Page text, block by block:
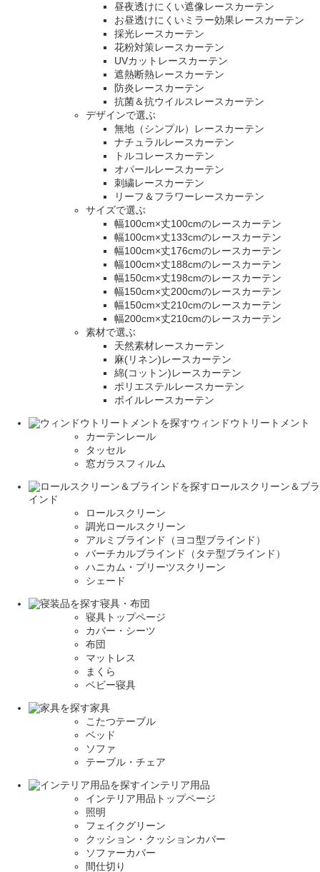
昼夜透けにくい遮像レースカーテン
お昼透けにくいミラー効果レースカーテン
採光レースカーテン
花粉対策レースカーテン
UVカットレースカーテン
遮熱断熱レースカーテン
防炎レースカーテン
抗菌＆抗ウイルスレースカーテン
デザインで選ぶ
無地（シンプル）レースカーテン
ナチュラルレースカーテン
トルコレースカーテン
オパールレースカーテン
刺繍レースカーテン
リーフ＆フラワーレースカーテン
サイズで選ぶ
幅100cm×丈100cmのレースカーテン
幅100cm×丈133cmのレースカーテン
幅100cm×丈176cmのレースカーテン
幅100cm×丈188cmのレースカーテン
幅150cm×丈198cmのレースカーテン
幅150cm×丈200cmのレースカーテン
幅150cm×丈210cmのレースカーテン
幅200cm×丈210cmのレースカーテン
素材で選ぶ
天然素材レースカーテン
麻(リネン)レースカーテン
綿(コットン)レースカーテン
ポリエステルレースカーテン
ボイルレースカーテン
ウィンドウトリートメント
カーテンレール
タッセル
窓ガラスフィルム
ロールスクリーン＆ブラ
インド
ロールスクリーン
調光ロールスクリーン
アルミブラインド（ヨコ型ブラインド）
バーチカルブラインド（タテ型ブラインド）
ハニカム・プリーツスクリーン
シェード
寝具・布団
寝具トップページ
カバー・シーツ
布団
マットレス
まくら
ベビー寝具
家具
こたつテーブル
ベッド
ソファ
テーブル・チェア
インテリア用品
インテリア用品トップページ
照明
フェイクグリーン
クッション・クッションカバー
ソファーカバー
間仕切り